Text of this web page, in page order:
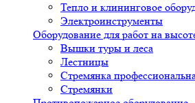
Тепло и клининговое
Электроинструменты
Оборудование для работ на
Вышки туры и леса
Лестницы
Стремянка
Стремянки